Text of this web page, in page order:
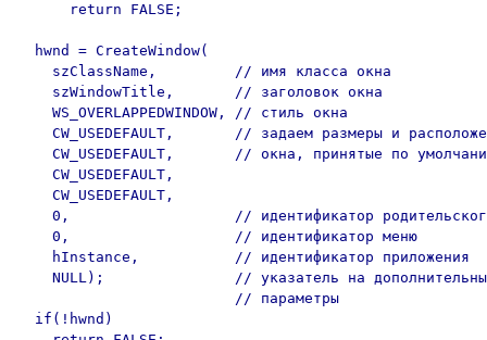
      return FALSE;
  hwnd = CreateWindow(
    szClassName,         // имя класса окна
    szWindowTitle,       // заголовок окна
    WS_OVERLAPPEDWINDOW, // стиль окна
CW_USEDEFAULT,       // задаем размеры и
CW_USEDEFAULT,       // окна, принятые по
    CW_USEDEFAULT,
    CW_USEDEFAULT,
0,                   // идентификатор
    0,                   // идентификатор меню
    hInstance,           // идентификатор приложения
NULL);               // указатель на
                         // параметры
  if(!hwnd)